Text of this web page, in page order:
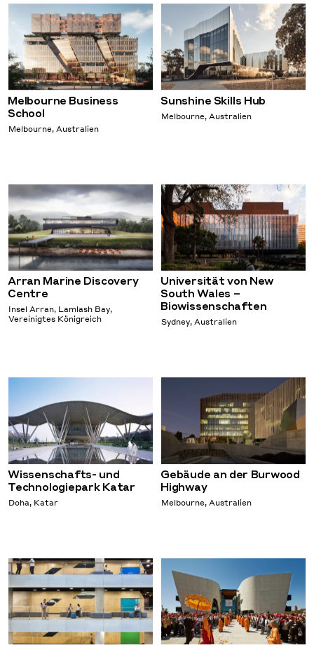
Melbourne Business
School
Melbourne, Australien
Sunshine Skills Hub
Melbourne, Australien
Arran Marine Discovery
Centre
Insel Arran, Lamlash Bay,
Vereinigtes Königreich
Universität von New
South Wales –
Biowissenschaften
Sydney, Australien
Wissenschafts- und
Technologiepark Katar
Doha, Katar
Gebäude an der Burwood
Highway
Melbourne, Australien